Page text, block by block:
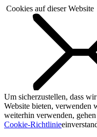
Cookies auf dieser Website
Um sicherzustellen, dass
Website bieten, verwenden
weiterhin verwenden,
Cookie-Richtlinie